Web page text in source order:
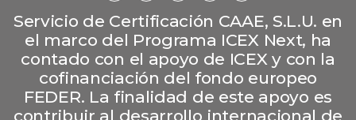
Servicio de Certificación CAAE, S.L.U. en
el marco del Programa ICEX Next, ha
contado con el apoyo de ICEX y con la
cofinanciación del fondo europeo
FEDER. La finalidad de este apoyo es
contribuir al desarrollo internacional de